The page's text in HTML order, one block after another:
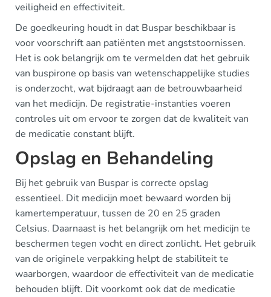
veiligheid en effectiviteit.
De goedkeuring houdt in dat Buspar beschikbaar is
voor voorschrift aan patiënten met angststoornissen.
Het is ook belangrijk om te vermelden dat het gebruik
van buspirone op basis van wetenschappelijke studies
is onderzocht, wat bijdraagt aan de betrouwbaarheid
van het medicijn. De registratie-instanties voeren
controles uit om ervoor te zorgen dat de kwaliteit van
de medicatie constant blijft.
Opslag en Behandeling
Bij het gebruik van Buspar is correcte opslag
essentieel. Dit medicijn moet bewaard worden bij
kamertemperatuur, tussen de 20 en 25 graden
Celsius. Daarnaast is het belangrijk om het medicijn te
beschermen tegen vocht en direct zonlicht. Het gebruik
van de originele verpakking helpt de stabiliteit te
waarborgen, waardoor de effectiviteit van de medicatie
behouden blijft. Dit voorkomt ook dat de medicatie